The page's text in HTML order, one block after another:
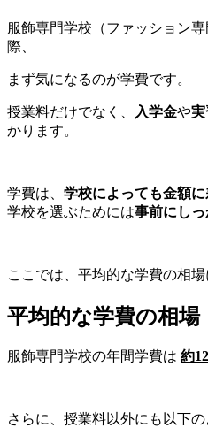
服飾専門学校（ファッション
際、
まず気になるのが学費です。
授業料だけでなく、 入学金や実
かります。
学費は、 学校によっても金額
学校を選ぶためには事前にし
ここでは、平均的な学費の相
平均的な学費の相場
服飾専門学校の年間学費は 約
さらに、授業料以外にも以下